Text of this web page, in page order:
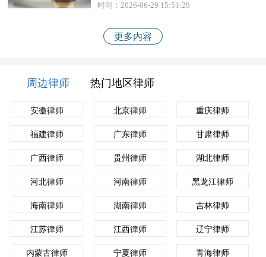
时间：2026-06-29 15:51:28
更多内容
周边律师 热门地区律师
安徽律师 北京律师 重庆律师
福建律师 广东律师 甘肃律师
广西律师 贵州律师 湖北律师
河北律师 河南律师 黑龙江律师
海南律师 湖南律师 吉林律师
江苏律师 江西律师 辽宁律师
内蒙古律师 宁夏律师 青海律师